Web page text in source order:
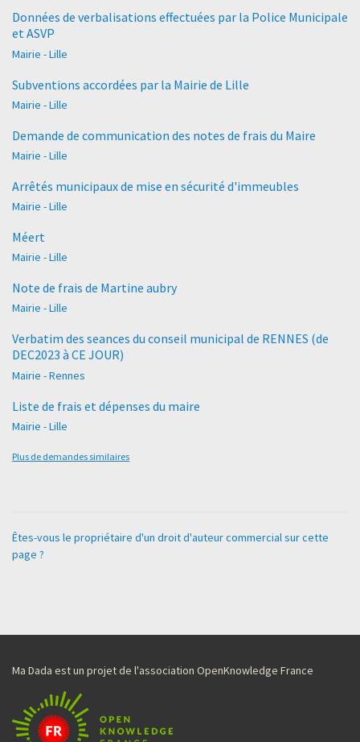
Données de verbalisations effectuées par la Police Municipale
et ASVP
Mairie - Lille
Subventions accordées par la Mairie de Lille
Mairie - Lille
Demande de communication des notes de frais du Maire
Mairie - Lille
Arrêtés municipaux de mise en sécurité d'immeubles
Mairie - Lille
Méert
Mairie - Lille
Note de frais de Martine aubry
Mairie - Lille
Verbatim des seances du conseil municipal de RENNES (de
DEC2023 à CE JOUR)
Mairie - Rennes
Liste de frais et dépenses du maire
Mairie - Lille
Plus de demandes similaires
Êtes-vous le propriétaire d'un droit d'auteur commercial sur cette
page ?
Ma Dada est un projet de l'association OpenKnowledge France